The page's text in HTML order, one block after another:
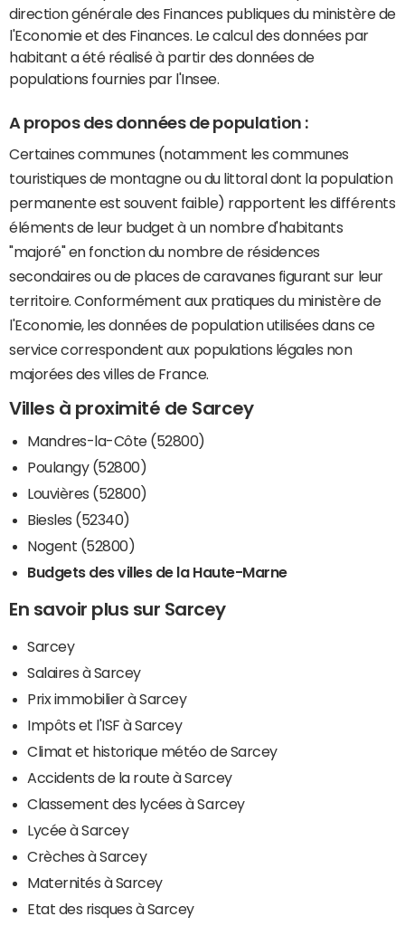
direction générale des Finances publiques du ministère de
l'Economie et des Finances. Le calcul des données par
habitant a été réalisé à partir des données de
populations fournies par l'Insee.
A propos des données de population :
Certaines communes (notamment les communes
touristiques de montagne ou du littoral dont la population
permanente est souvent faible) rapportent les différents
éléments de leur budget à un nombre d'habitants
"majoré" en fonction du nombre de résidences
secondaires ou de places de caravanes figurant sur leur
territoire. Conformément aux pratiques du ministère de
l'Economie, les données de population utilisées dans ce
service correspondent aux populations légales non
majorées des villes de France.
Villes à proximité de Sarcey
Mandres-la-Côte (52800)
Poulangy (52800)
Louvières (52800)
Biesles (52340)
Nogent (52800)
Budgets des villes de la Haute-Marne
En savoir plus sur Sarcey
Sarcey
Salaires à Sarcey
Prix immobilier à Sarcey
Impôts et l'ISF à Sarcey
Climat et historique météo de Sarcey
Accidents de la route à Sarcey
Classement des lycées à Sarcey
Lycée à Sarcey
Crèches à Sarcey
Maternités à Sarcey
Etat des risques à Sarcey